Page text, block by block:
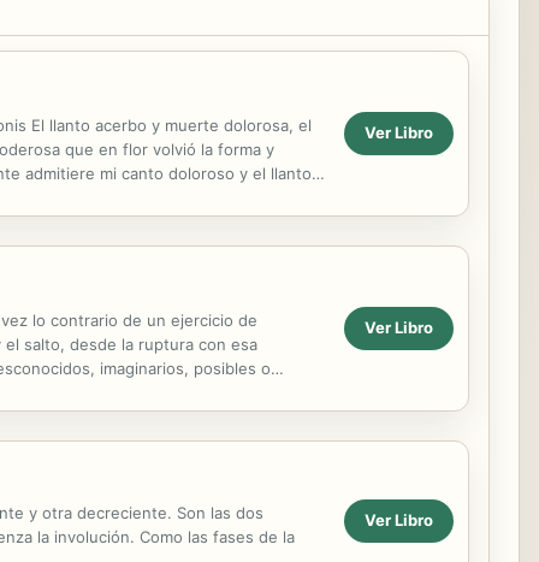
El llanto acerbo y muerte dolorosa, el
que en flor volvió la forma y
admitiere mi canto doloroso y el llanto
Ver Libro
lo contrario de un ejercicio de
el salto, desde la ruptura con esa
imaginarios, posibles o
Ver Libro
y otra decreciente. Son las dos
la involución. Como las fases de la
Ver Libro